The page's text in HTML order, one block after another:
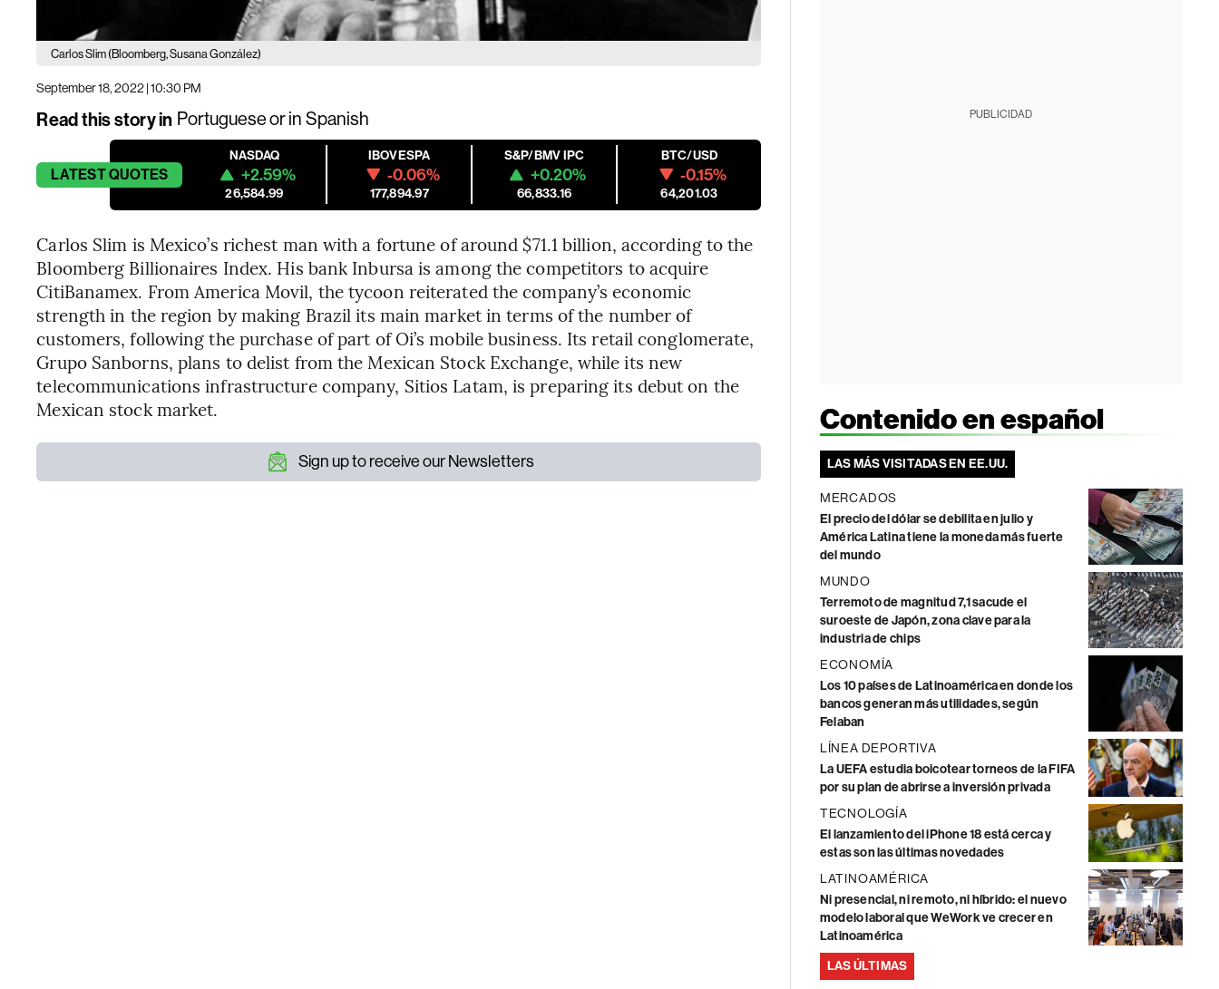
Carlos Slim (Bloomberg, Susana González)
September 18, 2022 | 10:30 PM
Read this story in Portugueseor in Spanish
LATESTQUOTES
NASDAQ
+2.59%
26,584.99
IBOVESPA
-0.06%
177,894.97
S&P/BMV IPC
+0.20%
66,833.16
BTC/USD
-0.15%
64,201.03
Carlos Slim is Mexico’s richest man with a fortune of around $71.1 billion, according to the
Bloomberg Billionaires Index. His bank Inbursa is among the competitors to acquire
CitiBanamex. From America Movil, the tycoon reiterated the company’s economic
strength in the region by making Brazil its main market in terms of the number of
customers, following the purchase of part of Oi’s mobile business. Its retail conglomerate,
Grupo Sanborns, plans to delist from the Mexican Stock Exchange, while its new
telecommunications infrastructure company, Sitios Latam, is preparing its debut on the
Mexican stock market.
Sign up to receive our Newsletters
PUBLICIDAD
Contenido en español
LAS MÁS VISITADAS EN EE.UU.
MERCADOS
El precio del dólar se debilita en julio y
América Latina tiene la moneda más fuerte
del mundo
MUNDO
Terremoto de magnitud 7,1 sacude el
suroeste de Japón, zona clave para la
industria de chips
ECONOMÍA
Los 10 países de Latinoamérica en donde los
bancos generan más utilidades, según
Felaban
LÍNEA DEPORTIVA
La UEFA estudia boicotear torneos de la FIFA
por su plan de abrirse a inversión privada
TECNOLOGÍA
El lanzamiento del iPhone 18 está cerca y
estas son las últimas novedades
LATINOAMÉRICA
Ni presencial, ni remoto, ni híbrido: el nuevo
modelo laboral que WeWork ve crecer en
Latinoamérica
LAS ÚLTIMAS